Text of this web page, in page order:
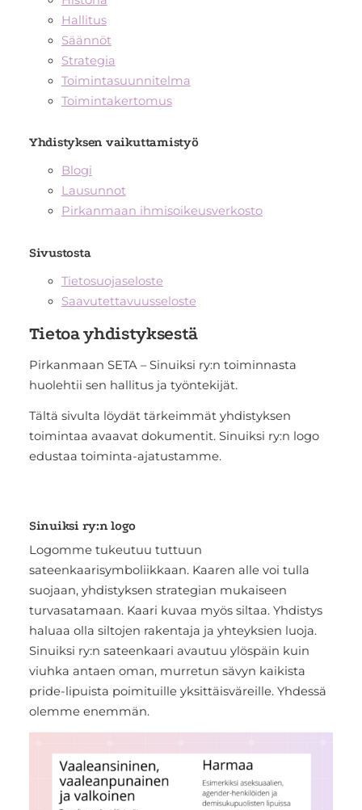
Hallitus
Säännöt
Strategia
Toimintasuunnitelma
Toimintakertomus
Yhdistyksen vaikuttamistyö
Blogi
Lausunnot
Pirkanmaan ihmisoikeusverkosto
Sivustosta
Tietosuojaseloste
Saavutettavuusseloste
Tietoa yhdistyksestä
Pirkanmaan SETA – Sinuiksi ry:n toiminnasta
huolehtii sen hallitus ja työntekijät.
Tältä sivulta löydät tärkeimmät yhdistyksen
toimintaa avaavat dokumentit. Sinuiksi ry:n logo
edustaa toiminta-ajatustamme.
Sinuiksi ry:n logo
Logomme tukeutuu tuttuun
sateenkaarisymboliikkaan. Kaaren alle voi tulla
suojaan, yhdistyksen strategian mukaiseen
turvasatamaan. Kaari kuvaa myös siltaa. Yhdistys
haluaa olla siltojen rakentaja ja yhteyksien luoja.
Sinuiksi ry:n sateenkaari avautuu ylöspäin kuin
viuhka antaen oman, murretun sävyn kaikista
pride-lipuista poimituille yksittäisväreille. Yhdessä
olemme enemmän.